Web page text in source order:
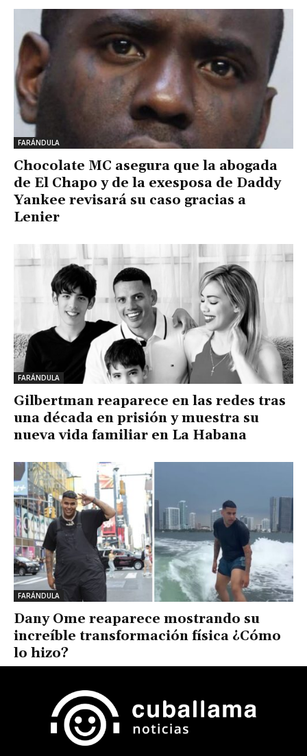
FARÁNDULA
Chocolate MC asegura que la abogada
de El Chapo y de la exesposa de Daddy
Yankee revisará su caso gracias a
Lenier
FARÁNDULA
Gilbertman reaparece en las redes tras
una década en prisión y muestra su
nueva vida familiar en La Habana
FARÁNDULA
Dany Ome reaparece mostrando su
increíble transformación física ¿Cómo
lo hizo?